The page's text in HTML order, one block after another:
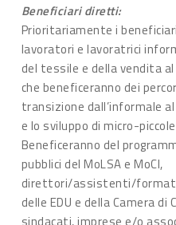
Beneficiari diretti:
Prioritariamente i
lavoratori e lavoratrici
del tessile e della vendita
che beneficeranno dei
transizione dall’informale
e lo sviluppo di micro-
Beneficeranno del
pubblici del MoLSA e MoCI,
direttori/assistenti/
delle EDU e della Camera
sindacati, imprese e/o